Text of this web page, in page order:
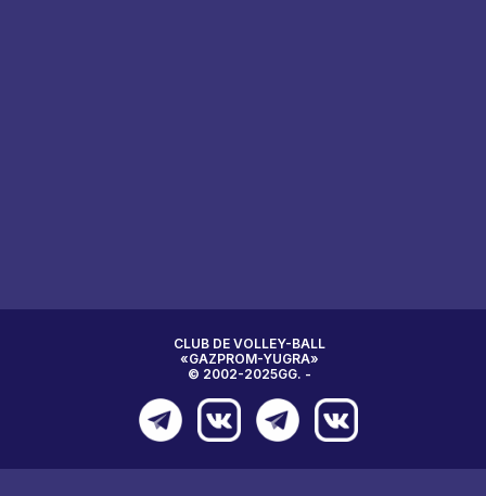
CLUB DE VOLLEY-BALL
«GAZPROM-YUGRA»
© 2002-2025GG. -